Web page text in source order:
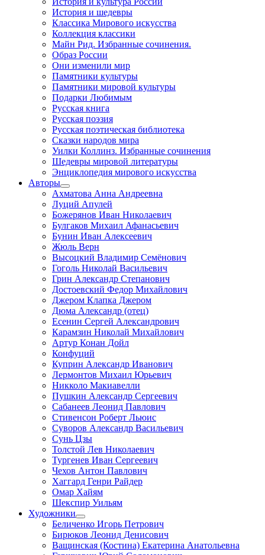
История и шедевры
Классика Мирового искусства
Коллекция классики
Майн Рид. Избранные сочинения.
Образ России
Они изменили мир
Памятники культуры
Памятники мировой культуры
Подарки Любимым
Русская книга
Русская поэзия
Русская поэтическая библиотека
Сказки народов мира
Уилки Коллинз. Избранные сочинения
Шедевры мировой литературы
Энциклопедия мирового искусства
Авторы
Ахматова Анна Андреевна
Луций Апулей
Божерянов Иван Николаевич
Булгаков Михаил Афанасьевич
Бунин Иван Алексеевич
Жюль Верн
Высоцкий Владимир Семёнович
Гоголь Николай Васильевич
Грин Александр Степанович
Достоевский Федор Михайлович
Джером Клапка Джером
Дюма Александр (отец)
Есенин Сергей Александрович
Карамзин Николай Михайлович
Артур Конан Дойл
Конфуций
Куприн Александр Иванович
Лермонтов Михаил Юрьевич
Никколо Макиавелли
Пушкин Александр Сергеевич
Сабанеев Леонид Павлович
Стивенсон Роберт Льюис
Суворов Александр Васильевич
Сунь Цзы
Толстой Лев Николаевич
Тургенев Иван Сергеевич
Чехов Антон Павлович
Хаггард Генри Райдер
Омар Хайям
Шекспир Уильям
Художники
Беличенко Игорь Петрович
Бирюков Леонид Денисович
Ващинская (Костина) Екатерина Анатольевна